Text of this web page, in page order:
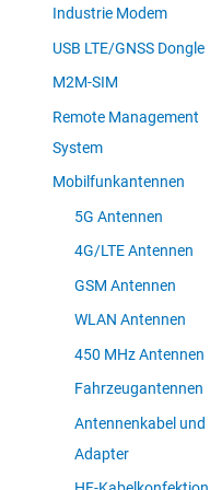
Industrie Modem
USB LTE/GNSS Dongle
M2M-SIM
Remote Management
System
Mobilfunkantennen
5G Antennen
4G/LTE Antennen
GSM Antennen
WLAN Antennen
450 MHz Antennen
Fahrzeugantennen
Antennenkabel und
Adapter